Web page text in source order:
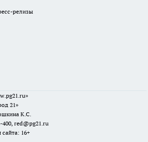
релизы
21»
К.С.
400, red@pg21.ru
сайта: 16+